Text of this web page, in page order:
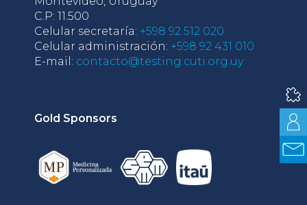
C.P: 11.500
Celular secretaría: +598 92 512 020
Celular administración: +598 92 431 010
E-mail: contacto@testing.cuti.org.uy
Gold Sponsors